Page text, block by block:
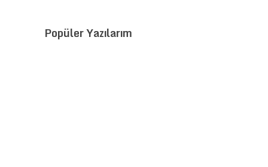
Popüler Yazılarım